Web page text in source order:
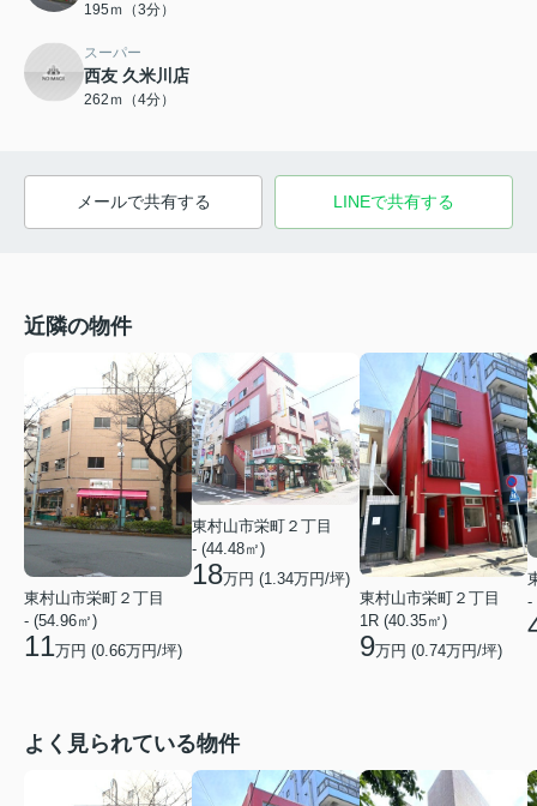
195ｍ（3分）
スーパー
西友 久米川店
262ｍ（4分）
メールで共有する LINEで共有する
近隣の物件
東村山市栄町２丁目
- (54.96㎡)
11万円 (0.66万円/坪)
東村山市栄町２丁目
- (44.48㎡)
18万円 (1.34万円/坪)
東村山市栄町２丁目
1R (40.35㎡)
9万円 (0.74万円/坪)
-
よく見られている物件